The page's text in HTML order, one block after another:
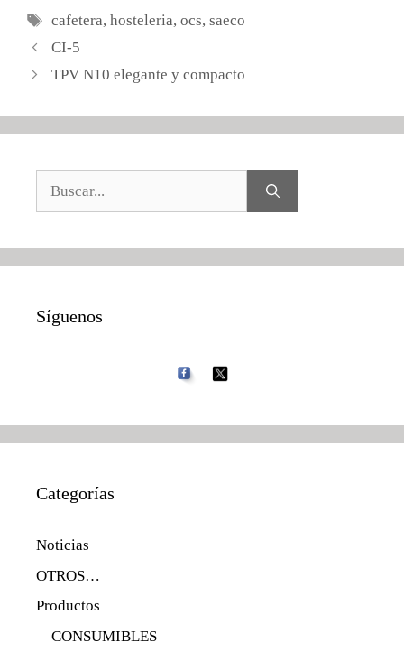
Etiquetas
cafetera,hosteleria,ocs,saeco
CI-5
TPV N10 elegante y compacto
Síguenos
Categorías
Noticias
OTROS…
Productos
CONSUMIBLES